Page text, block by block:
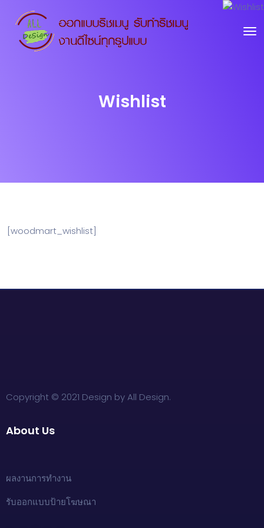
Wishlist
[woodmart_wishlist]
Copyright © 2021 Design by All Design.
About Us
ผลงานการทำงาน
รับออกแบบป้ายโฆษณา